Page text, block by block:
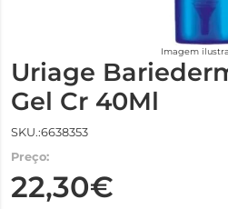
Imagem
Uriage
Gel Cr 40Ml
SKU.:6638353
Preço:
22,30€